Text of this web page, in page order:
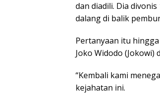
dan diadili. Dia
dalang di balik
Pertanyaan itu
Joko Widodo (Jokowi)
“Kembali kami
kejahatan ini.